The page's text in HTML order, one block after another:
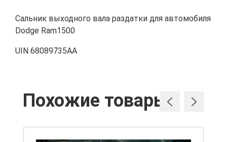
Сальник выходного вала раздатки для автомобиля
Dodge Ram1500
UIN 68089735AA
Похожие товары